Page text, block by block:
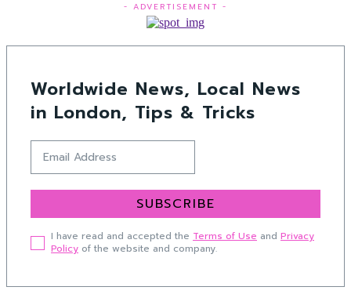
- ADVERTISEMENT -
Worldwide News, Local News
in London, Tips & Tricks
SUBSCRIBE
I have read and accepted the Terms of Use and Privacy
Policy of the website and company.